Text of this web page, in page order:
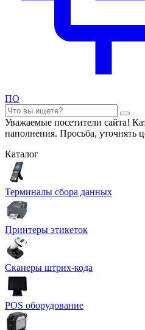
ПО
Уважаемые посетители сайта!
наполнения. Просьба, уточнять
Каталог
Терминалы сбора данных
Принтеры этикеток
Сканеры штрих-кода
POS оборудование